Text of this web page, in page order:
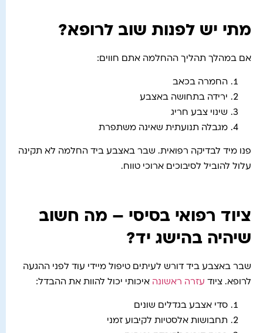
מתי יש לפנות שוב לרופא?
אם במהלך תהליך ההחלמה אתם חווים:
החמרה בכאב
ירידה בתחושה באצבע
שינוי צבע חריג
מגבלה תנועתית שאינה משתפרת
פנו מיד לבדיקה רפואית. שבר באצבע ביד החלמה לא תקינה
עלול להוביל לסיבוכים ארוכי טווח.
ציוד רפואי בסיסי – מה חשוב
שיהיה בהישג יד?
שבר באצבע ביד דורש לעיתים טיפול מיידי עוד לפני ההגעה
לרופא. ציוד עזרה ראשונה איכותי יכול להוות את ההבדל:
סדי אצבע בגדלים שונים
תחבושות אלסטיות לקיבוע זמני